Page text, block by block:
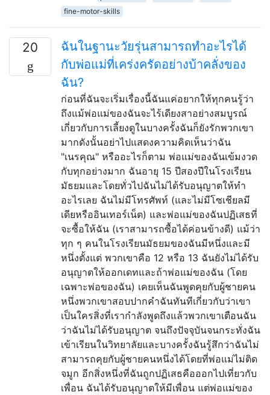
fine-motor-skills
20
ฉันในฐานะวัยรุ่นสามารถทำอะไรได้
กับพ่อแม่ที่เคร่งครัดอย่างบ้าคลั่งของ
ฉัน?
ก่อนที่ฉันจะเริ่มเรื่องนี้ฉันแค่อยากให้ทุกคนรู้ว่า
ถึงแม้พ่อแม่ของฉันจะไร้เดียงสาอย่างสมบูรณ์
เกี่ยวกับการเลี้ยงดูในบางครั้งฉันก็ยังรักพวกเขา
มากดังนั้นอย่าไปแสดงความคิดเห็นว่าฉัน
"เนรคุณ" หรืออะไรก็ตาม พ่อแม่ของฉันเข้มงวด
กับทุกอย่างมาก ฉันอายุ 15 ปีสองปีในโรงเรียน
มัธยมและโดยทั่วไปฉันไม่ได้รับอนุญาตให้ทำ
อะไรเลย ฉันไม่มีโทรศัพท์ (และไม่มีโซเชียลมี
เดียหรืออินเทอร์เน็ต) และพ่อแม่ของฉันปฏิเสธที่
จะซื้อให้ฉัน (เราสามารถซื้อได้ค่อนข้างดี) แม้ว่า
ทุก ๆ คนในโรงเรียนมัธยมของฉันมีหนึ่งและมี
หนึ่งตั้งแต่ พวกเขาคือ 12 หรือ 13 ฉันยังไม่ได้รับ
อนุญาตให้ออกเดทและถ้าพ่อแม่ของฉัน (โดย
เฉพาะพ่อของฉัน) เคยเห็นฉันพูดคุยกับผู้ชายคน
หนึ่งพวกเขาสอบปากคำฉันทันทีเกี่ยวกับว่าเขา
เป็นใครสิ่งที่เรากำลังพูดถึงแล้วพวกเขาเตือนฉัน
ว่าฉันไม่ได้รับอนุญาต จนถึงปัจจุบันจนกระทั่งฉัน
เข้าเรียนในวิทยาลัยและบางครั้งฉันรู้สึกว่าฉันไม่
สามารถคุยกับผู้ชายคนหนึ่งได้โดยที่พ่อแม่ไม่ติด
จมูก อีกสิ่งหนึ่งที่ฉันถูกปฏิเสธคือออกไปเที่ยวกับ
เพื่อน ฉันได้รับอนุญาตให้มีเพื่อน แต่พ่อแม่ของ